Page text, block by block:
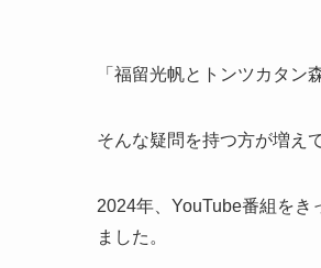
「福留光帆とトンツカタン
そんな疑問を持つ方が増え
2024年、YouTube番組をき
ました。